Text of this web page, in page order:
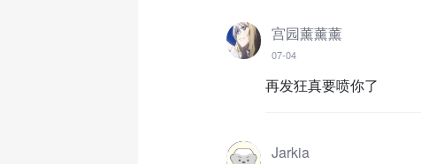
宫园薰薰薰
07-04
再发狂真要喷你了
Jarkia